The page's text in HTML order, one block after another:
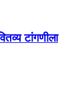
टांगणीला